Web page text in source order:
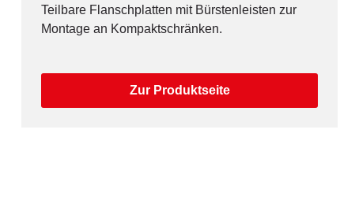
Teilbare Flanschplatten mit Bürstenleisten zur
Montage an Kompaktschränken.
Zur Produktseite